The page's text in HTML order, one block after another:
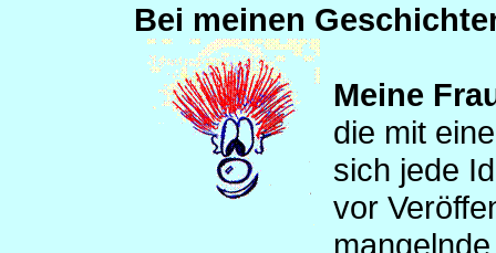
Bei meinen
Meine
die mit
sich jede
vor